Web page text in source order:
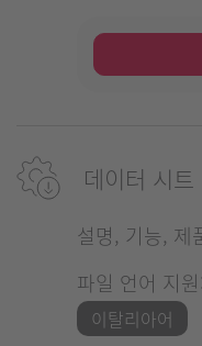
데이터 시트
설명, 기능, 제
파일 언어 지원:
이탈리아어